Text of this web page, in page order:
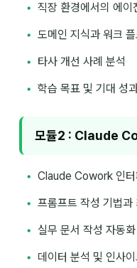
직장 환경에서의 에이
도메인 지식과 워크
타사 개선 사례 분석
학습 목표 및 기대 성
모듈2 : Claude
Claude Cowork 인터
프롬프트 작성 기법과
실무 문서 작성 자동
데이터 분석 및 인사